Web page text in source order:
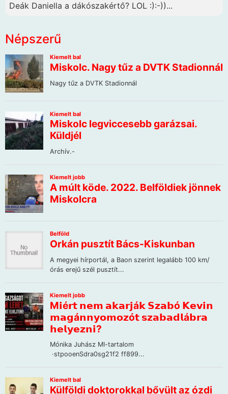
Deák Daniella a dákószakértő? LOL :):-))...
Népszerű